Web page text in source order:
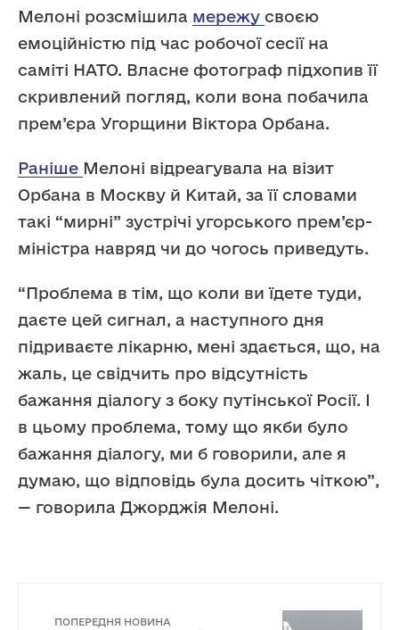
Мелоні розсмішила мережу своєю
емоційністю під час робочої сесії на
саміті НАТО. Власне фотограф підхопив її
скривлений погляд, коли вона побачила
прем’єра Угорщини Віктора Орбана.
Раніше Мелоні відреагувала на візит
Орбана в Москву й Китай, за її словами
такі “мирні” зустрічі угорського прем’єр-
міністра навряд чи до чогось приведуть.
“Проблема в тім, що коли ви їдете туди,
даєте цей сигнал, а наступного дня
підриваєте лікарню, мені здається, що, на
жаль, це свідчить про відсутність
бажання діалогу з боку путінської Росії. І
в цьому проблема, тому що якби було
бажання діалогу, ми б говорили, але я
думаю, що відповідь була досить чіткою”,
— говорила Джорджія Мелоні.
ПОПЕРЕДНЯ НОВИНА